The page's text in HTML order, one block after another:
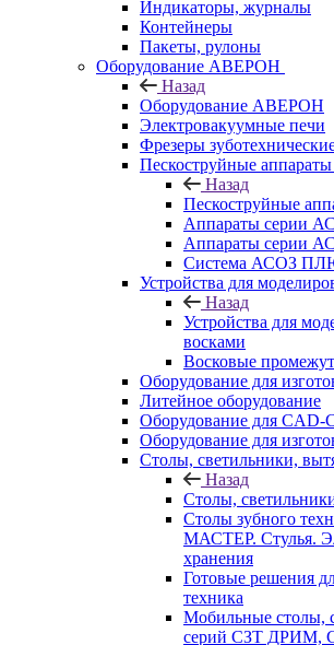
Индикаторы, журналы
Контейнеры
Пакеты, рулоны
Оборудование АВЕРОН
Назад
Оборудование АВЕРОН
Электровакуумные печи
Фрезеры
Пескоструйные аппараты
Назад
Пескоструйные
Аппараты серии
Аппараты серии
Система АСОЗ
Устройства для
Назад
Устройства для
восками
Восковые
Оборудование для
Литейное оборудование
Оборудование для CAD-
Оборудование для
Cтолы, светильники,
Назад
Cтолы,
Столы зубного
МАСТЕР. Стулья.
хранения
Готовые решения
техника
Мобильные столы,
серий СЗТ ДРИМ,